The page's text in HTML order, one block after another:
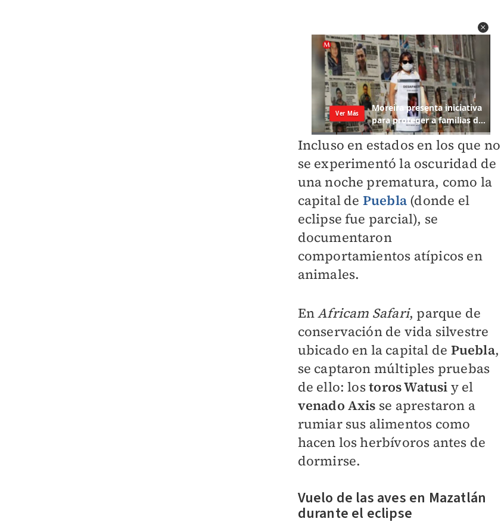
Incluso en estados en los que no
se experimentó la oscuridad de
una noche prematura, como la
capital de Puebla (donde el
eclipse fue parcial), se
documentaron
comportamientos atípicos en
animales.
EnAfricam Safari, parque de
conservación de vida silvestre
ubicado en la capital de Puebla,
se captaron múltiples pruebas
de ello: lostoros Watusi y el
venado Axis se aprestaron a
rumiar sus alimentos como
hacen los herbívoros antes de
dormirse.
Vuelo de las aves en Mazatlán
durante el eclipse